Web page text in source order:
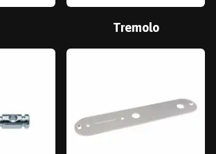
Tremolo